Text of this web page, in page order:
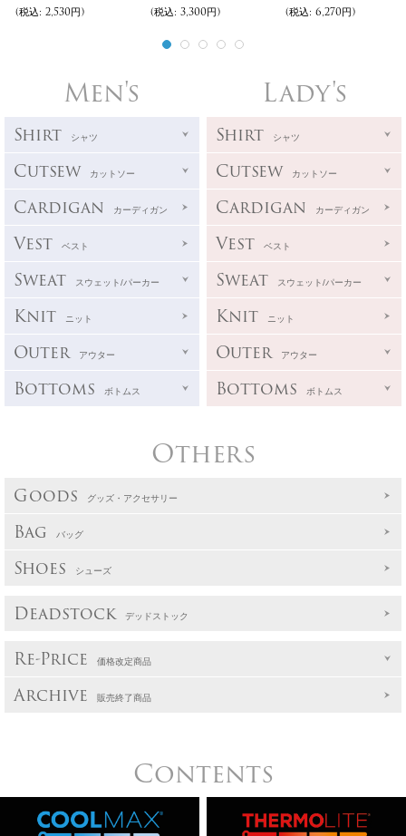
(税込: 2,530円)
(税込: 3,300円)
(税込: 6,270円)
Men's
Shirt シャツ
Cutsew カットソー
Cardigan カーディガン
Vest ベスト
Sweat スウェット/パーカー
Knit ニット
Outer アウター
Bottoms ボトムス
Lady's
Shirt シャツ
Cutsew カットソー
Cardigan カーディガン
Vest ベスト
Sweat スウェット/パーカー
Knit ニット
Outer アウター
Bottoms ボトムス
Others
Goods グッズ・アクセサリー
Bag バッグ
Shoes シューズ
Deadstock デッドストック
Re-Price 価格改定商品
Archive 販売終了商品
Contents